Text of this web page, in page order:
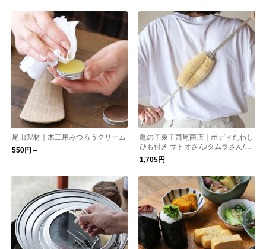
尾山製材｜木工用みつろうクリーム
550円～
亀の子束子西尾商店｜ボディたわし
ひも付き サトオさん/タムラさん/ナ
リタくん/ニシオくん
1,705円